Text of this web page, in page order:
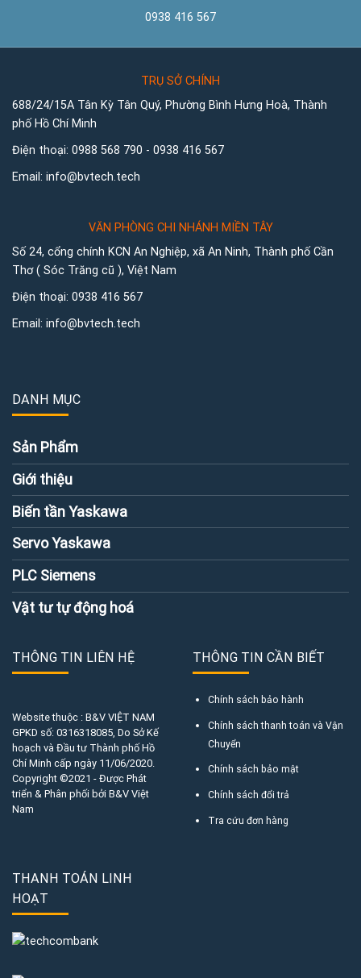
0938 416 567
TRỤ SỞ CHÍNH
688/24/15A Tân Kỳ Tân Quý, Phường Bình Hưng Hoà, Thành
phố Hồ Chí Minh
Điện thoại: 0988 568 790 - 0938 416 567
Email: info@bvtech.tech
VĂN PHÒNG CHI NHÁNH MIỀN TÂY
Số 24, cổng chính KCN An Nghiệp, xã An Ninh, Thành phố Cần
Thơ ( Sóc Trăng cũ ), Việt Nam
Điện thoại: 0938 416 567
Email: info@bvtech.tech
DANH MỤC
Sản Phẩm
Giới thiệu
Biến tần Yaskawa
Servo Yaskawa
PLC Siemens
Vật tư tự động hoá
THÔNG TIN LIÊN HỆ
Website thuộc : B&V VIỆT NAM
GPKD số: 0316318085, Do Sở Kế
hoạch và Đầu tư Thành phố Hồ
Chí Minh cấp ngày 11/06/2020.
Copyright ©2021 - Được Phát
triển & Phân phối bởi B&V Việt
Nam
THÔNG TIN CẦN BIẾT
Chính sách bảo hành
Chính sách thanh toán và Vận
Chuyển
Chính sách bảo mật
Chính sách đổi trả
Tra cứu đơn hàng
THANH TOÁN LINH
HOẠT